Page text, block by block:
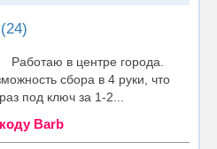
Работаю в центре города.
сбора в 4 руки, что
под ключ за 1-2...
Barb